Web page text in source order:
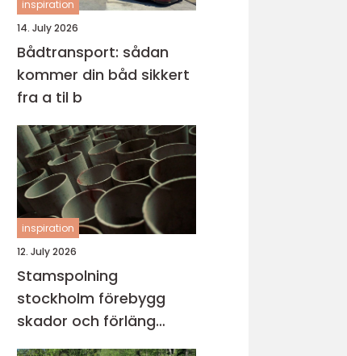
inspiration
14. July 2026
Bådtransport: sådan
kommer din båd sikkert
fra a til b
inspiration
12. July 2026
Stamspolning
stockholm förebygg
skador och förläng
rörens livslängd